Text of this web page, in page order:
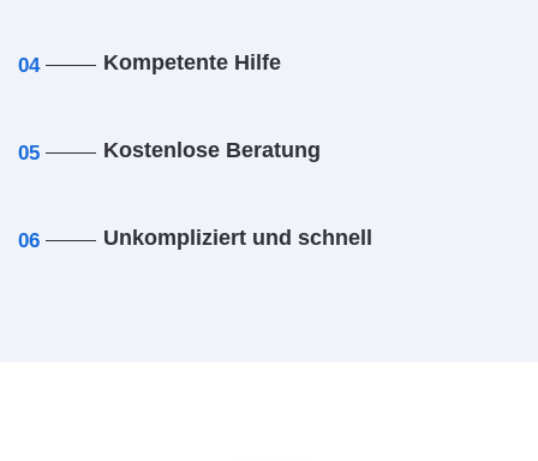
04 Kompetente Hilfe
05 Kostenlose Beratung
06 Unkompliziert und schnell